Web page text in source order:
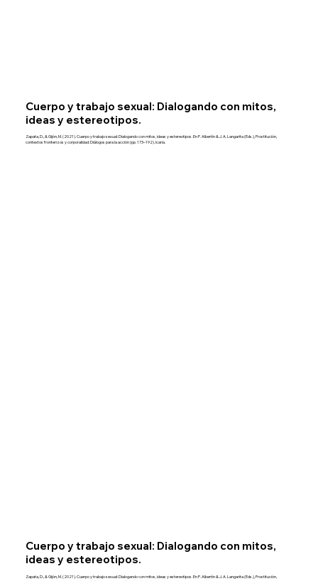
Cuerpo y trabajo sexual: Dialogando con mitos,
ideas y estereotipos.
Zapata, D., & Gijón, M. (2021). Cuerpo y trabajo sexual: Dialogando con mitos, ideas y estereotipos. En P. Albertín & J. A. Langarita (Eds.), Prostitución,
contextos fronterizos y corporalidad: Diálogos para la acción (pp. 173–192). Icaria.
Cuerpo y trabajo sexual: Dialogando con mitos,
ideas y estereotipos.
Zapata, D., & Gijón, M. (2021). Cuerpo y trabajo sexual: Dialogando con mitos, ideas y estereotipos. En P. Albertín & J. A. Langarita (Eds.), Prostitución,